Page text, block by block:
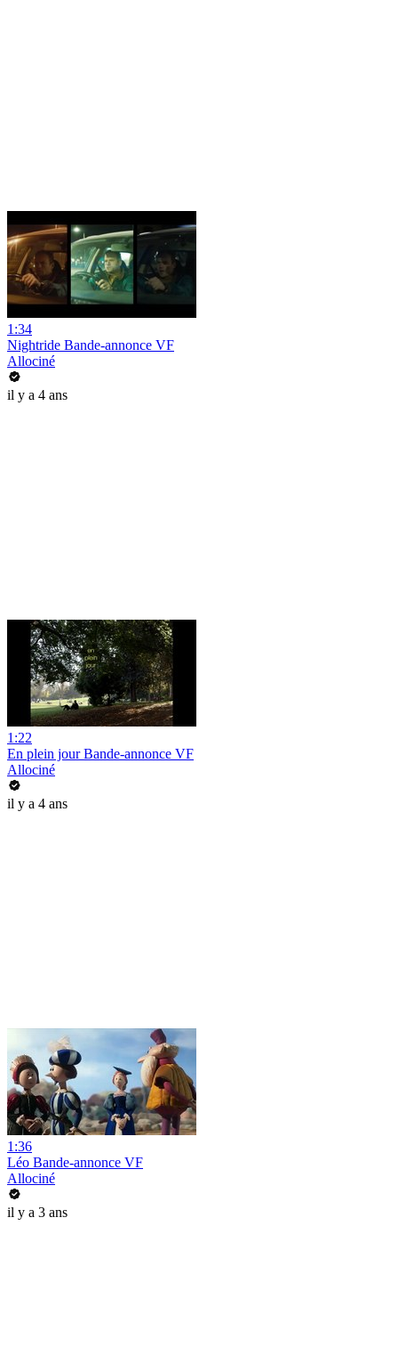
1:34
Nightride Bande-annonce VF
Allociné
il y a 4 ans
1:22
En plein jour Bande-annonce VF
Allociné
il y a 4 ans
1:36
Léo Bande-annonce VF
Allociné
il y a 3 ans